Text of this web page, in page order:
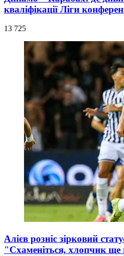
кваліфікації Ліги
13 725
Алієв розніс зірковий
"Схаменіться, хлопчик ще